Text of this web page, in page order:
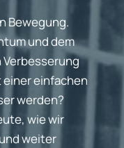
Bewegung.
und dem
Verbesserung
einer einfachen
werden?
wie wir
weiter